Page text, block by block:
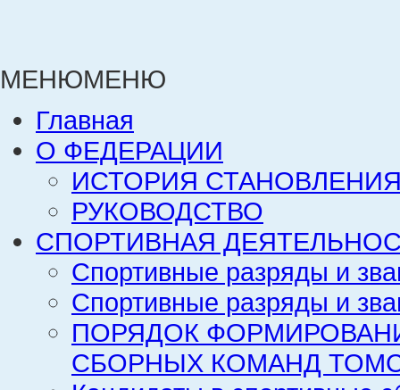
МЕНЮМЕНЮ
Главная
О ФЕДЕРАЦИИ
ИСТОРИЯ
РУКОВОДСТВО
СПОРТИВНАЯ
Спортивные разряды и
Спортивные разряды и
ПОРЯДОК
СБОРНЫХ КОМАНД